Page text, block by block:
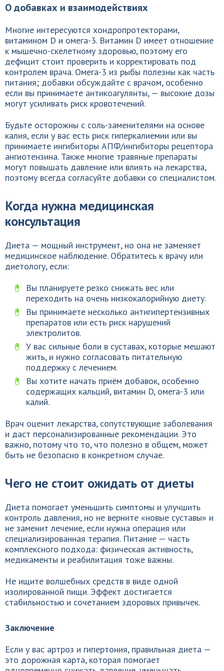
О добавках и взаимодействиях
Многие интересуются хондропротекторами,
витамином D и омега-3. Витамин D имеет отношение
к мышечно-скелетному здоровью, поэтому его
дефицит стоит проверить и корректировать под
контролем врача. Омега-3 из рыбы полезны как часть
питания; добавки обсуждайте с врачом, особенно
если вы принимаете антикоагулянты, — высокие дозы
могут усиливать риск кровотечений.
Будьте осторожны с соль-заменителями на основе
калия, если у вас есть риск гиперкалиемии или вы
принимаете ингибиторы АПФ/ингибиторы рецептора
ангиотензина. Также многие травяные препараты
могут повышать давление или влиять на лекарства,
поэтому всегда согласуйте добавки со специалистом.
Когда нужна медицинская
консультация
Диета — мощный инструмент, но она не заменяет
медицинское наблюдение. Обратитесь к врачу или
диетологу, если:
Вы планируете резко снижать вес или
переходить на очень низкокалорийную диету.
Вы принимаете несколько антигипертензивных
препаратов или есть риск нарушений
электролитов.
У вас сильные боли в суставах, которые мешают
жить, и нужно согласовать питательную
поддержку с лечением.
Вы хотите начать приём добавок, особенно
содержащих кальций, витамин D, омега-3 или
калий.
Врач оценит лекарства, сопутствующие заболевания
и даст персонализированные рекомендации. Это
важно, потому что то, что полезно в общем, может
быть не безопасно в конкретном случае.
Чего не стоит ожидать от диеты
Диета помогает уменьшить симптомы и улучшить
контроль давления, но не верните «новые суставы» и
не заменит лечение, если нужна операция или
специализированная терапия. Питание — часть
комплексного подхода: физическая активность,
медикаменты и реабилитация тоже важны.
Не ищите волшебных средств в виде одной
изолированной пищи. Эффект достигается
стабильностью и сочетанием здоровых привычек.
Заключение
Если у вас артроз и гипертония, правильная диета —
это дорожная карта, которая помогает